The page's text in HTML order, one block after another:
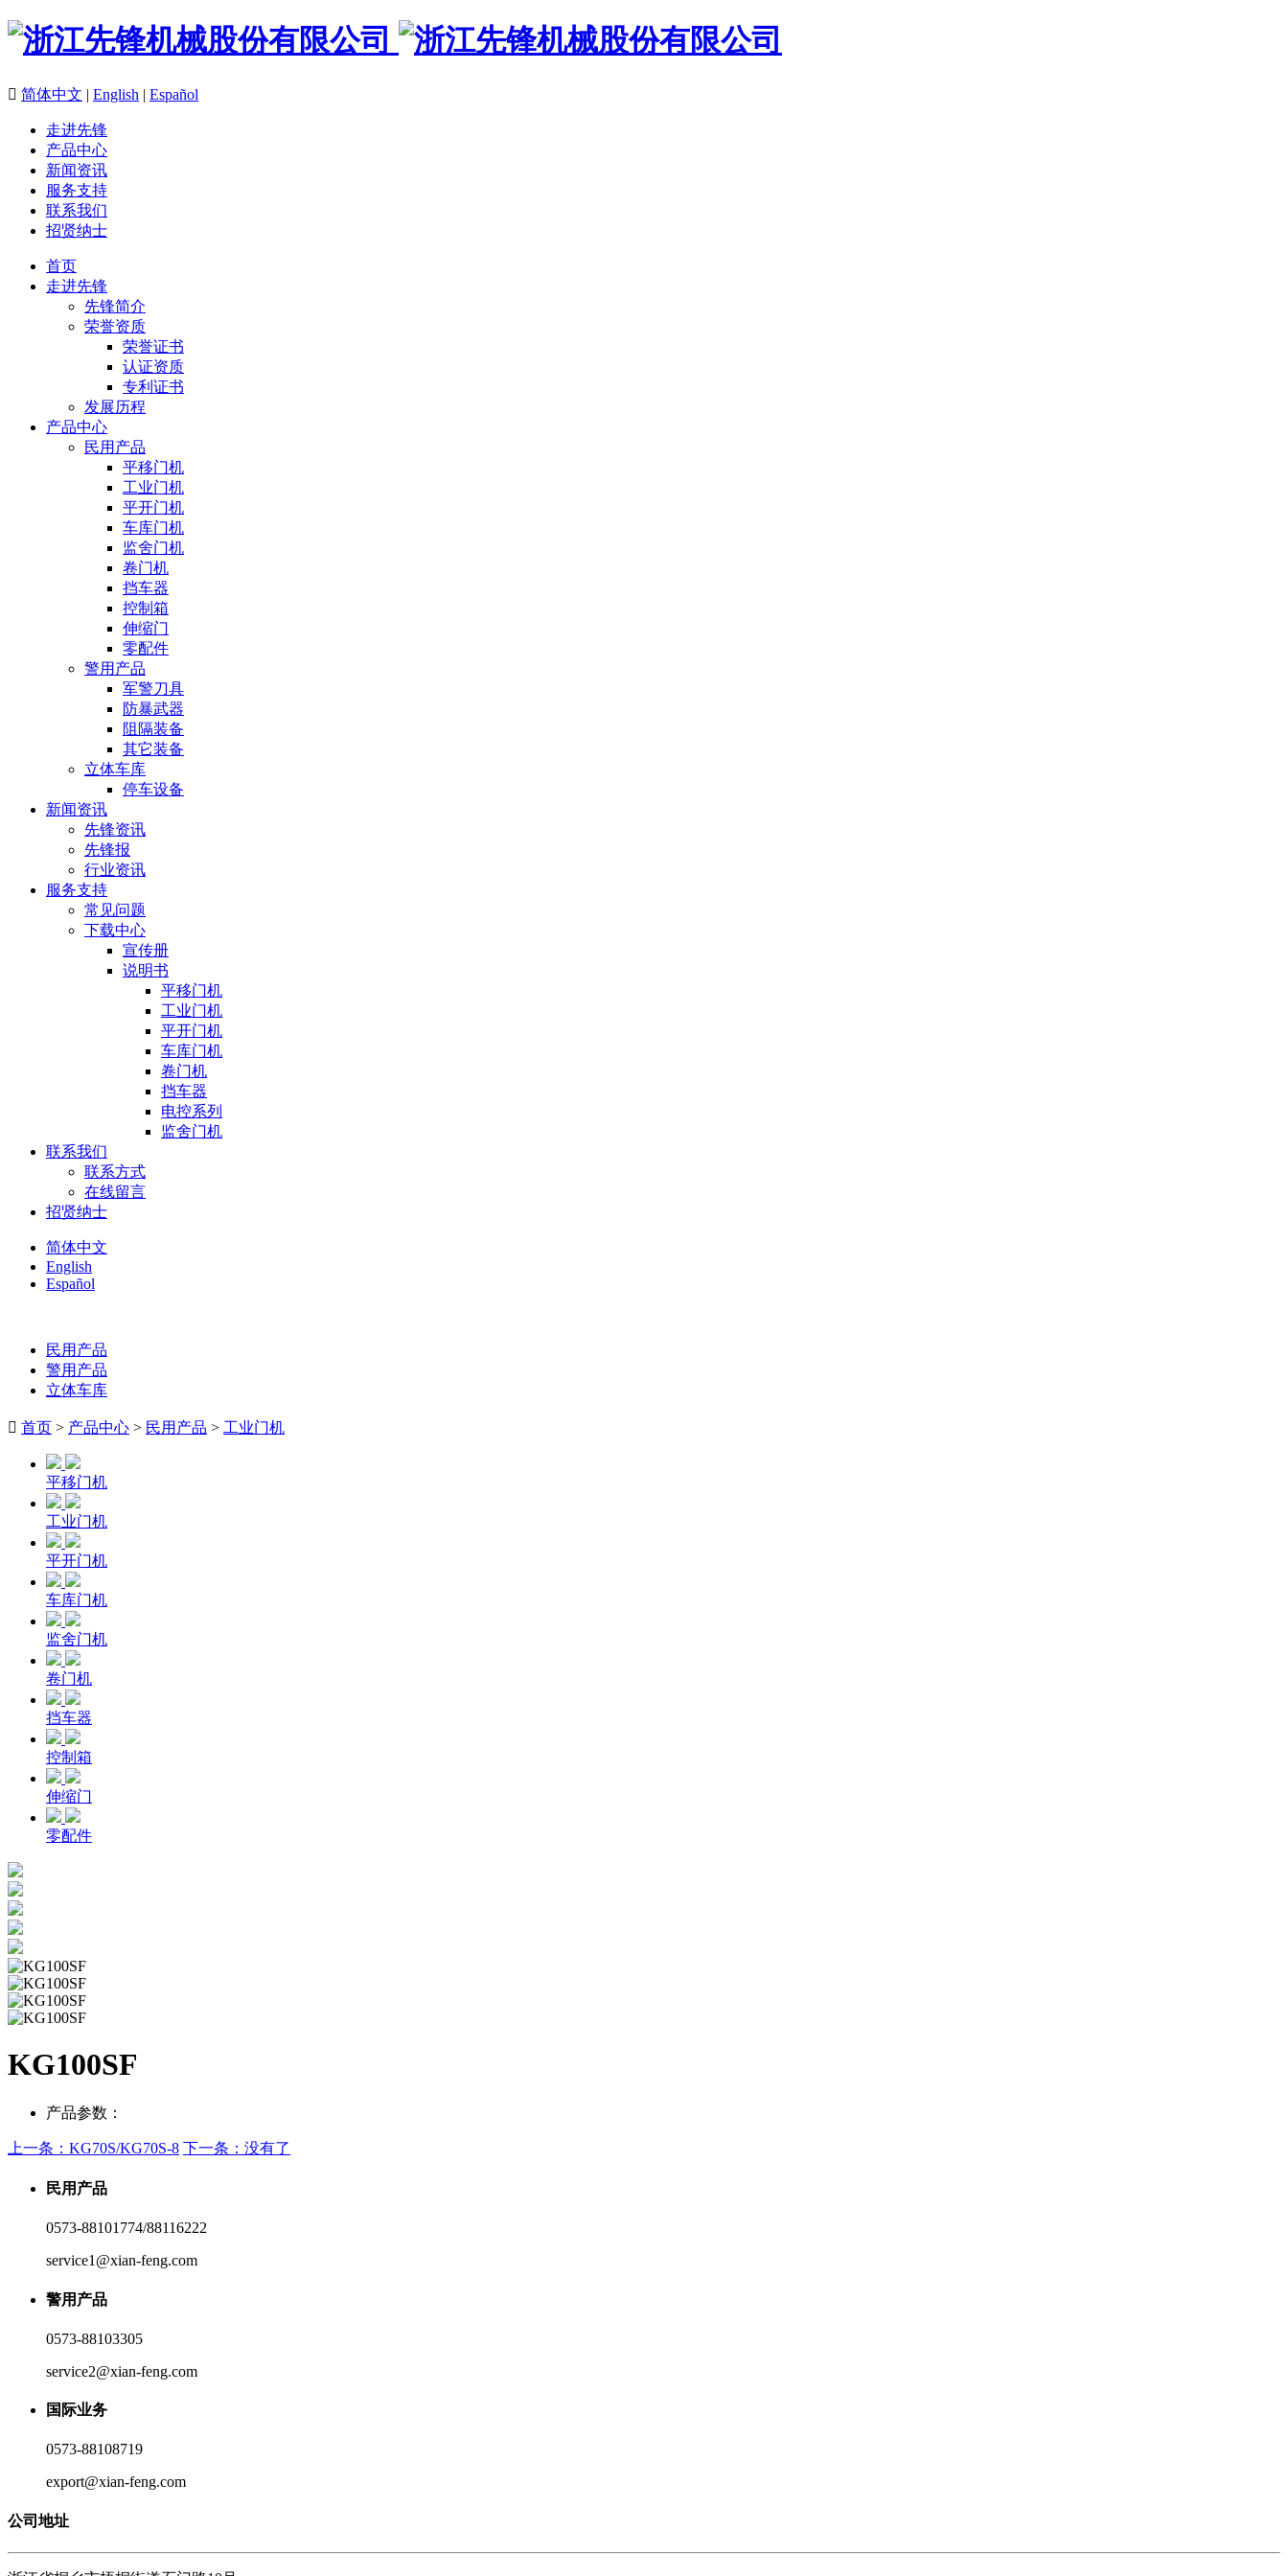
 简体中文 | English | Español
走进先锋
产品中心
新闻资讯
服务支持
联系我们
招贤纳士
首页
走进先锋
先锋简介
荣誉资质
荣誉证书
认证资质
专利证书
发展历程
产品中心
民用产品
平移门机
工业门机
平开门机
车库门机
监舍门机
卷门机
挡车器
控制箱
伸缩门
零配件
警用产品
军警刀具
防暴武器
阻隔装备
其它装备
立体车库
停车设备
新闻资讯
先锋资讯
先锋报
行业资讯
服务支持
常见问题
下载中心
宣传册
说明书
平移门机
工业门机
平开门机
车库门机
卷门机
挡车器
电控系列
监舍门机
联系我们
联系方式
在线留言
招贤纳士
简体中文
English
Español
民用产品
警用产品
立体车库
 首页 > 产品中心 > 民用产品 > 工业门机
平移门机
工业门机
平开门机
车库门机
监舍门机
卷门机
挡车器
控制箱
伸缩门
零配件
KG100SF
产品参数：
上一条：KG70S/KG70S-8 下一条：没有了
民用产品
0573-88101774/88116222
service1@xian-feng.com
警用产品
0573-88103305
service2@xian-feng.com
国际业务
0573-88108719
export@xian-feng.com
公司地址